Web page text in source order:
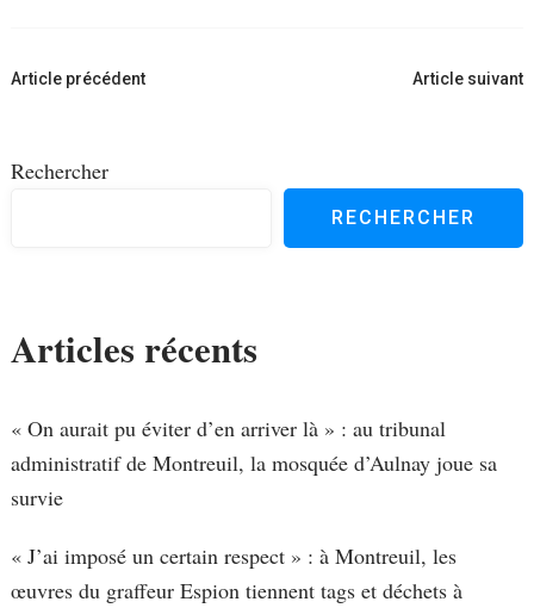
Navigation
Article précédent Article suivant
Rechercher
RECHERCHER
Articles récents
« On aurait pu éviter d’en arriver là » : au tribunal
administratif de Montreuil, la mosquée d’Aulnay joue sa
survie
« J’ai imposé un certain respect » : à Montreuil, les
œuvres du graffeur Espion tiennent tags et déchets à